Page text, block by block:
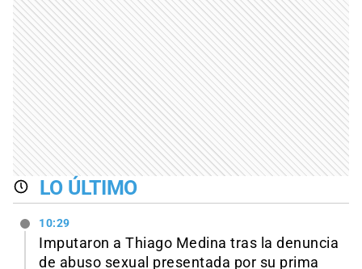
LO ÚLTIMO
10:29
Imputaron a Thiago Medina tras la denuncia
de abuso sexual presentada por su prima